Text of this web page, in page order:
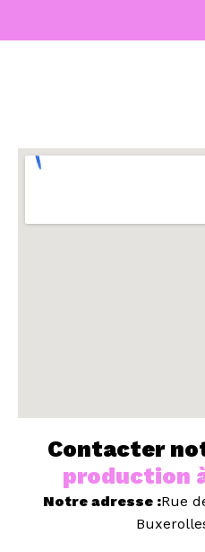
Contacter
production
Notre adresse :Rue